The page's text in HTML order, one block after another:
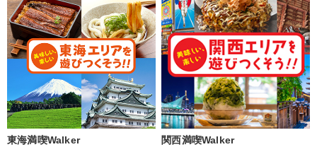
東海満喫Walker 関西満喫Walker